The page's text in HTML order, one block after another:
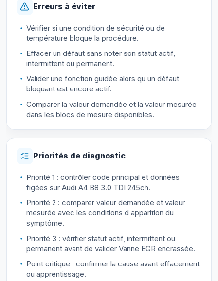
Erreurs à éviter
Vérifier si une condition de sécurité ou de
température bloque la procédure.
Effacer un défaut sans noter son statut actif,
intermittent ou permanent.
Valider une fonction guidée alors qu un défaut
bloquant est encore actif.
Comparer la valeur demandée et la valeur mesurée
dans les blocs de mesure disponibles.
Priorités de diagnostic
Priorité 1 : contrôler code principal et données
figées sur Audi A4 B8 3.0 TDI 245ch.
Priorité 2 : comparer valeur demandée et valeur
mesurée avec les conditions d apparition du
symptôme.
Priorité 3 : vérifier statut actif, intermittent ou
permanent avant de valider Vanne EGR encrassée.
Point critique : confirmer la cause avant effacement
ou apprentissage.